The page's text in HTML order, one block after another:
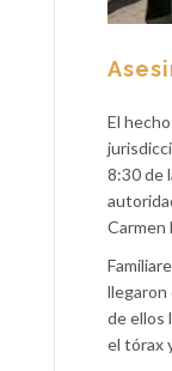
El
8:30 de
Carmen
llegaron
de ellos
el tórax